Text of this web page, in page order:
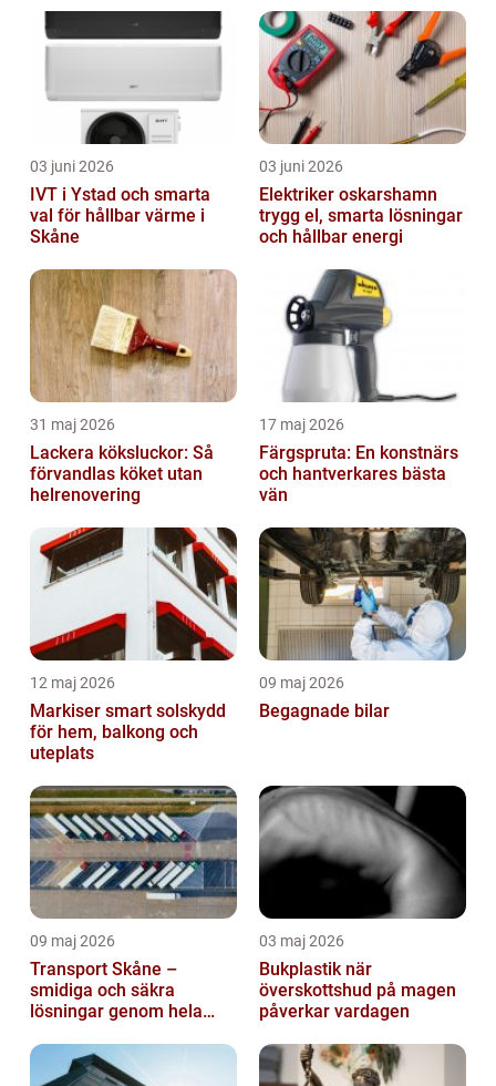
03 juni 2026
IVT i Ystad och smarta
val för hållbar värme i
Skåne
03 juni 2026
Elektriker oskarshamn
trygg el, smarta lösningar
och hållbar energi
31 maj 2026
Lackera köksluckor: Så
förvandlas köket utan
helrenovering
17 maj 2026
Färgspruta: En konstnärs
och hantverkares bästa
vän
12 maj 2026
Markiser smart solskydd
för hem, balkong och
uteplats
09 maj 2026
Begagnade bilar
09 maj 2026
Transport Skåne –
smidiga och säkra
lösningar genom hela
03 maj 2026
Bukplastik när
överskottshud på magen
påverkar vardagen